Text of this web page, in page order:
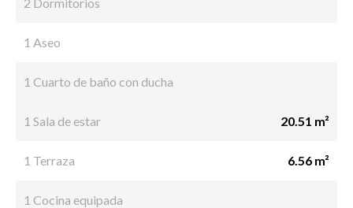
1 Aseo
1 Cuarto de baño con ducha
1 Sala de estar 20.51 m²
1 Terraza 6.56 m²
1 Cocina equipada